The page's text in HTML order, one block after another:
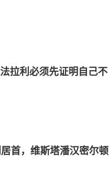
拉利必须先证明自己不
首，维斯塔潘汉密尔顿